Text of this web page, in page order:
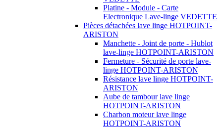
Platine - Module - Carte
Electronique Lave-linge VEDETTE
Pièces détachées lave linge HOTPOINT-
ARISTON
Manchette - Joint de porte - Hublot
lave-linge HOTPOINT-ARISTON
Fermeture - Sécurité de porte lave-
linge HOTPOINT-ARISTON
Résistance lave linge HOTPOINT-
ARISTON
Aube de tambour lave linge
HOTPOINT-ARISTON
Charbon moteur lave linge
HOTPOINT-ARISTON